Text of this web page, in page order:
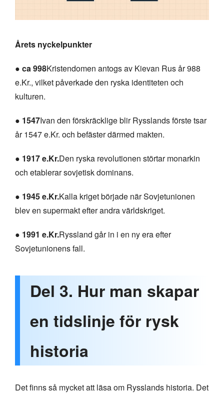
Årets nyckelpunkter
● ca 998Kristendomen antogs av Kievan Rus år 988
e.Kr., vilket påverkade den ryska identiteten och
kulturen.
● 1547Ivan den förskräcklige blir Rysslands förste tsar
år 1547 e.Kr. och befäster därmed makten.
● 1917 e.Kr.Den ryska revolutionen störtar monarkin
och etablerar sovjetisk dominans.
● 1945 e.Kr.Kalla kriget började när Sovjetunionen
blev en supermakt efter andra världskriget.
● 1991 e.Kr.Ryssland går in i en ny era efter
Sovjetunionens fall.
Del 3. Hur man skapar
en tidslinje för rysk
historia
Det finns så mycket att läsa om Rysslands historia. Det